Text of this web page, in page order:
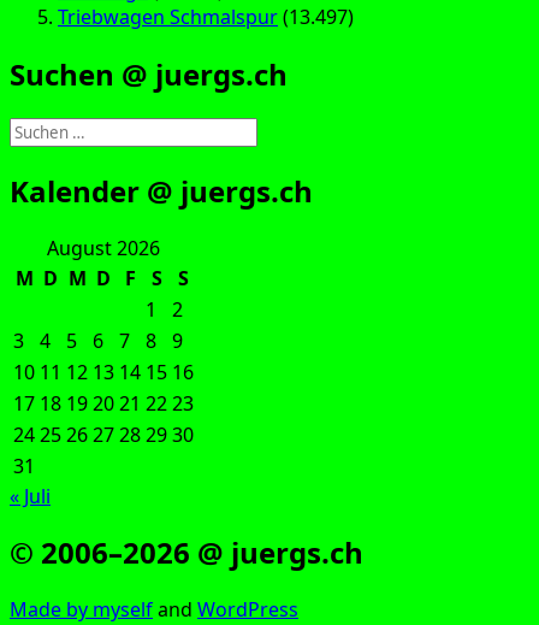
Triebwagen Schmalspur(13.497)
Suchen @ juergs.ch
Suchen
nach:
Kalender @ juergs.ch
August 2026
M D M D F S
S
1
2
3 4 5 6 7 8 9
10 11 12 13 14 15 16
17 18 192021 2223
24252627282930
31
« Juli
© 2006–2026 @ juergs.ch
Made by mys­elfand Word­Press